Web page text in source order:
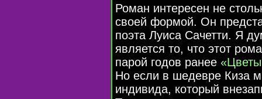
Роман интересен не
своей формой. Он
поэта Луиса Сачетти. Я
является то, что этот
парой годов ранее
Но если в шедевре Киза
индивида, который